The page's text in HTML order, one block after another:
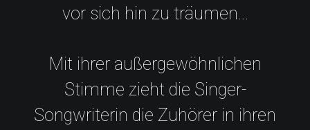
vor sich hin zu träumen...
Mit ihrer außergewöhnlichen
Stimme zieht die Singer-
Songwriterin die Zuhörer in ihren